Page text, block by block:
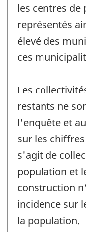
les centres de
représentés
élevé des
ces
Les
restants ne
l'enquête et
sur les
s'agit de
population et
construction
incidence sur
la population.